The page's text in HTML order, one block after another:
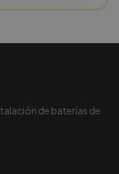
de baterías de